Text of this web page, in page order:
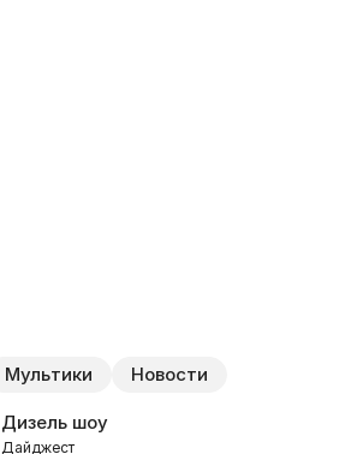
Мультики Новости
Дизель шоу
Дайджест